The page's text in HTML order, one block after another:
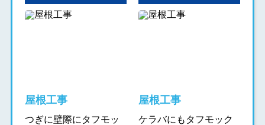
屋根工事
つぎに壁際にタフモッ
屋根工事
ケラバにもタフモック